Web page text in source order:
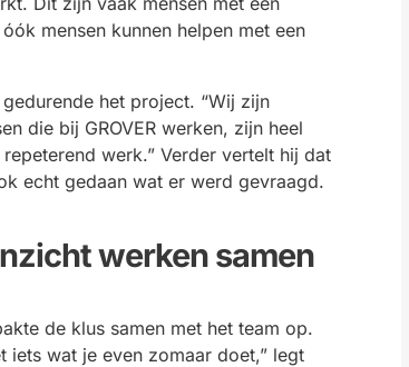
mensen kunnen helpen met een
het project. “Wij zijn
die bij GROVER werken, zijn heel
werk.” Verder vertelt hij dat
echt gedaan wat er werd gevraagd.
werken samen
de klus samen met het team op.
iets wat je even zomaar doet,” legt